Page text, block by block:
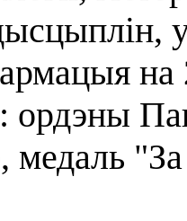
на
ордэны
медаль